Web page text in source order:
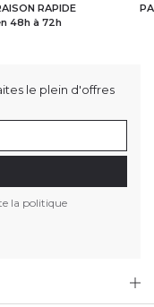
RAPIDE
48h à 72h
le plein d'offres
la politique